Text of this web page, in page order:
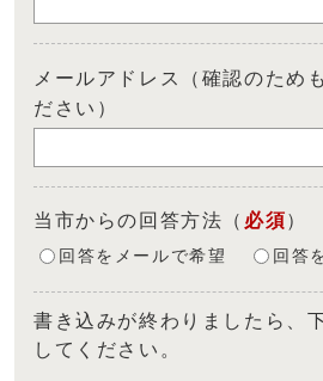
メールアドレス（確認のため
ださい）
当市からの回答方法 （ 必須）
回答をメールで希望 回答
書き込みが終わりましたら、
してください。